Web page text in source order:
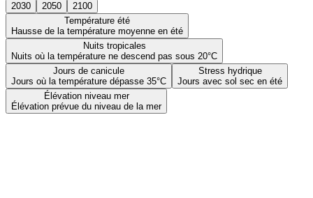
2030 2050
2100
Température été
Hausse de la température moyenne en été
Nuits tropicales
Nuits où la température ne descend pas sous 20°C
Jours de canicule
Jours où la température dépasse 35°C
Stress hydrique
Jours avec sol sec en été
Élévation niveau mer
Élévation prévue du niveau de la mer